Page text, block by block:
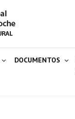
DOCUMENTOS